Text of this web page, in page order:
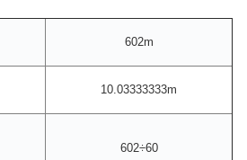
602m
10.03333333m
602÷60